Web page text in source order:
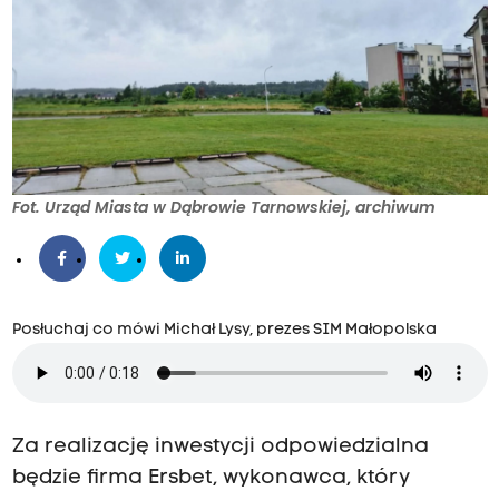
Fot. Urząd Miasta w Dąbrowie Tarnowskiej, archiwum
Posłuchaj co mówi Michał Lysy, prezes SIM Małopolska
Za realizację inwestycji odpowiedzialna
będzie firma Ersbet, wykonawca, który